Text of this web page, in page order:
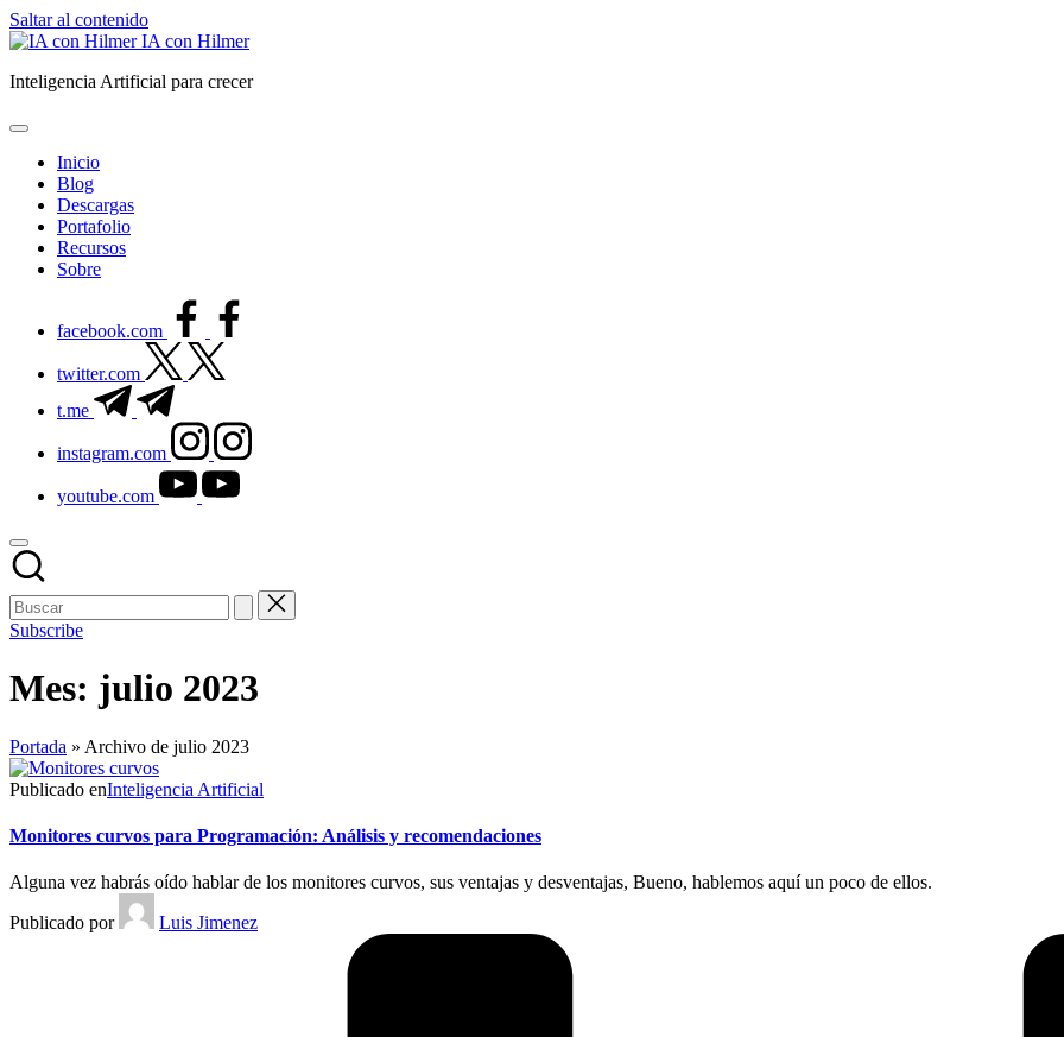
Saltar al contenido
IA con Hilmer
Inteligencia Artificial para crecer
Inicio
Blog
Descargas
Portafolio
Recursos
Sobre
facebook.com
twitter.com
t.me
instagram.com
youtube.com
Subscribe
Mes: julio 2023
Portada » Archivo de julio 2023
Publicado enInteligencia Artificial
Monitores curvos para Programación: Análisis y recomendaciones
Alguna vez habrás oído hablar de los monitores curvos, sus ventajas y desventajas, Bueno, hablemos aquí un poco de ellos.
Publicado por
Luis Jimenez